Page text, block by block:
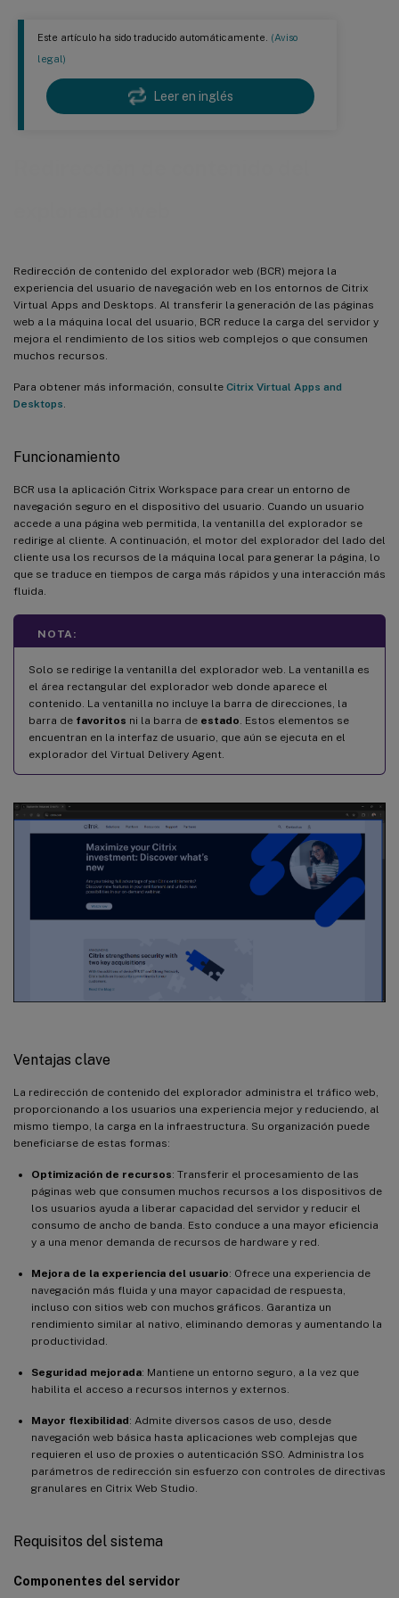
Este artículo ha sido traducido automáticamente. (Aviso
legal)
Leer en inglés
Redirección de contenido del explorador web (BCR) mejora la
experiencia del usuario de navegación web en los entornos de Citrix
Virtual Apps and Desktops. Al transferir la generación de las páginas
web a la máquina local del usuario, BCR reduce la carga del servidor y
mejora el rendimiento de los sitios web complejos o que consumen
muchos recursos.
Para obtener más información, consulte Citrix Virtual Apps and
Desktops
Funcionamiento
BCR usa la aplicación Citrix Workspace para crear un entorno de
navegación seguro en el dispositivo del usuario. Cuando un usuario
accede a una página web permitida, la ventanilla del explorador se
redirige al cliente. A continuación, el motor del explorador del lado del
cliente usa los recursos de la máquina local para generar la página, lo
que se traduce en tiempos de carga más rápidos y una interacción más
fluida.
NOTA:
Solo se redirige la ventanilla del explorador web. La ventanilla es
el área rectangular del explorador web donde aparece el
contenido. La ventanilla no incluye la barra de direcciones, la
barra de favoritos ni la barra de estado . Estos elementos se
encuentran en la interfaz de usuario, que aún se ejecuta en el
explorador del Virtual Delivery Agent.
Ventajas clave
La redirección de contenido del explorador administra el tráfico web,
proporcionando a los usuarios una experiencia mejor y reduciendo, al
mismo tiempo, la carga en la infraestructura. Su organización puede
beneficiarse de estas formas:
Optimización de recursos: Transferir el procesamiento de las
páginas web que consumen muchos recursos a los dispositivos de
los usuarios ayuda a liberar capacidad del servidor y reducir el
consumo de ancho de banda. Esto conduce a una mayor eficiencia
y a una menor demanda de recursos de hardware y red.
Mejora de la experiencia del usuario: Ofrece una experiencia de
navegación más fluida y una mayor capacidad de respuesta,
incluso con sitios web con muchos gráficos. Garantiza un
rendimiento similar al nativo, eliminando demoras y aumentando la
productividad.
Seguridad mejorada: Mantiene un entorno seguro, a la vez que
habilita el acceso a recursos internos y externos.
Mayor flexibilidad: Admite diversos casos de uso, desde
navegación web básica hasta aplicaciones web complejas que
requieren el uso de proxies o autenticación SSO. Administra los
parámetros de redirección sin esfuerzo con controles de directivas
granulares en Citrix Web Studio.
Requisitos del sistema
Componentes del servidor